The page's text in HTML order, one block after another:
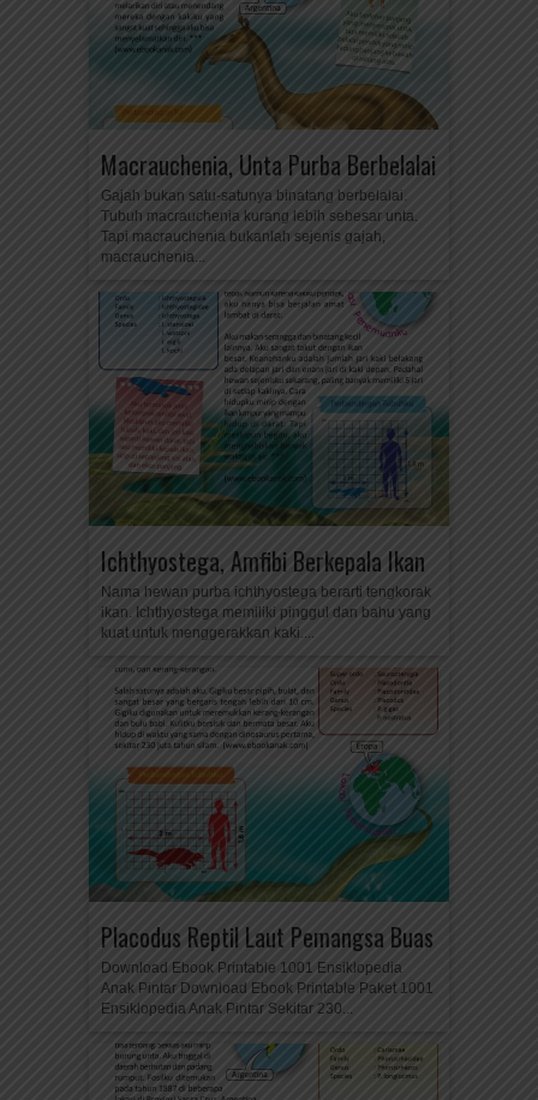
Macrauchenia, Unta Purba Berbelalai
Gajah bukan satu-satunya binatang berbelalai.
Tubuh macrauchenia kurang lebih sebesar unta.
Tapi macrauchenia bukanlah sejenis gajah,
macrauchenia...
Ichthyostega, Amfibi Berkepala Ikan
Nama hewan purba ichthyostega berarti tengkorak
ikan. Ichthyostega memiliki pinggul dan bahu yang
kuat untuk menggerakkan kaki....
Placodus Reptil Laut Pemangsa Buas
Download Ebook Printable 1001 Ensiklopedia
Anak Pintar Download Ebook Printable Paket 1001
Ensiklopedia Anak Pintar Sekitar 230...